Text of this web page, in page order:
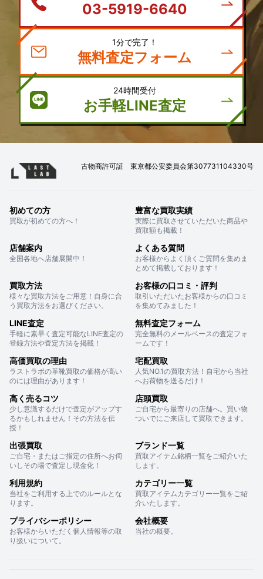
03-5919-6640
1分で完了！
無料査定フォーム
24時間受付
お手軽LINE査定
古物商許可証 東京都公安委員会第307731104330号
初めての方
買取が初めての方へ！
豊富な買取実績
実際に買取させていただいた商品や
買取額も掲載！
店舗案内
全国各地へ店舗展開中！
よくある質問
お客様からよく頂くご質問を集めま
とめて掲載しております！
買取方法
様々な買取方法をご用意！自身に合
う買取方法をお選びください。
お客様の口コミ・評判
取引いただいたお客様からの口コミ
を集めてみました！
LINE査定
手軽に素早く査定可能なLINE査定の
登録方法や査定方法を掲載！
無料査定フォーム
完全無料のメールベースの査定フォ
ームです！
高価買取の理由
ラストラボの革靴買取の価格が高い
のには理由があります！
宅配買取
人気NO.1の買取方法！自宅から当社
へお荷物を送るだけ！
高く売るコツ
少し意識するだけで査定がアップす
るかもしれません！その方法を伝
授！
店頭買取
ご自宅から最寄りの店舗へ。買い物
ついでにご来店して買取できます。
出張買取
ご自宅・またはご指定の住所へお伺
いしその場で査定し現金化！
ブランド一覧
買取アイテム銘柄一覧をご紹介いた
します。
利用規約
当社をご利用する上でのルールとな
ります。
カテゴリー一覧
買取アイテムカテゴリー一覧をご紹
介いたします。
プライバシーポリシー
お客様からいただく個人情報等の取
り扱いについて。
会社概要
当社の概要。